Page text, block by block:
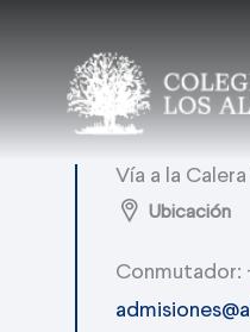
Vía a la
Ubicación
Conmutador: